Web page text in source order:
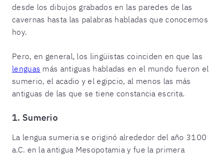
desde los dibujos grabados en las paredes de las
cavernas hasta las palabras habladas que conocemos
hoy.
Pero, en general, los lingüistas coinciden en que las
lenguas más antiguas habladas en el mundo fueron el
sumerio, el acadio y el egipcio, al menos las más
antiguas de las que se tiene constancia escrita.
1. Sumerio
La lengua sumeria se originó alrededor del año 3100
a.C. en la antigua Mesopotamia y fue la primera